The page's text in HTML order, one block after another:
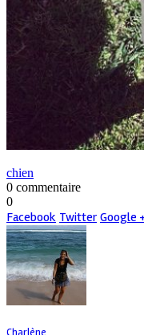
chien
0 commentaire
0
Facebook Twitter Google +
Charlène